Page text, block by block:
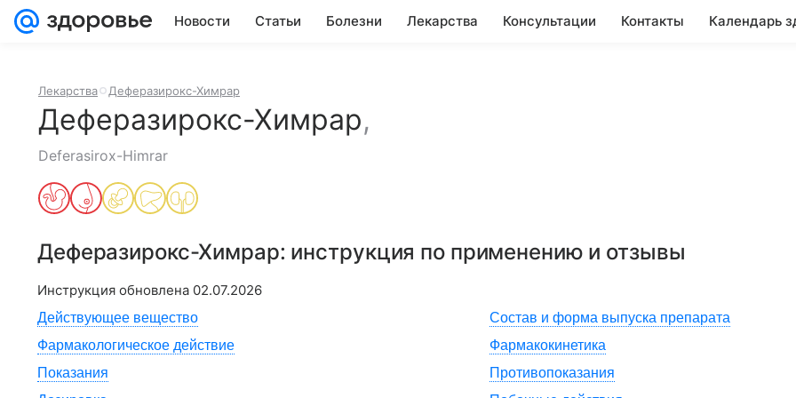
Новости Статьи Болезни Лекарства Консультации Контакты Календарь
Лекарства Деферазирокс-Химрар
Деферазирокс-Химрар,
Deferasirox-Himrar
Деферазирокс-Химрар: инструкция по применению и отзывы
Инструкция обновлена 02.07.2026
Действующее вещество
Состав и форма выпуска препарата
Фармакологическое действие
Фармакокинетика
Показания
Противопоказания